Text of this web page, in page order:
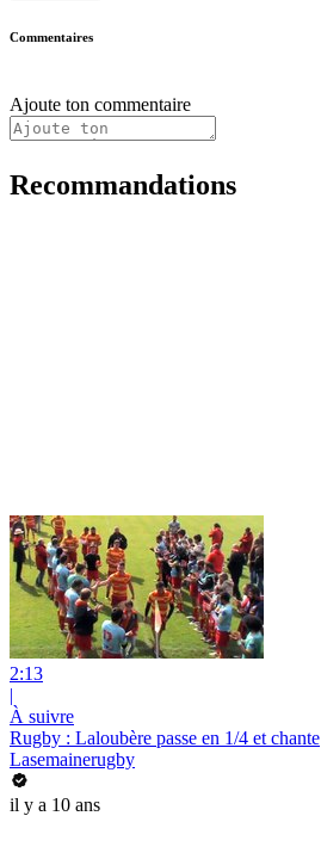
Commentaires
Ajoute ton commentaire
Recommandations
2:13
|
À suivre
Rugby : Laloubère passe en 1/4 et chante
Lasemainerugby
il y a 10 ans